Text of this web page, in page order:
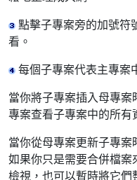
點擊子專案旁的加號符
看。
每個子專案代表主專案
當你將子專案插入母專
專案查看子專案中的所有
當你從母專案更新子專案
如果你只是需要合併檔
檢視，也可以暫時將它們